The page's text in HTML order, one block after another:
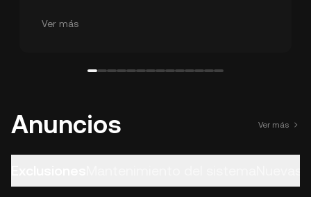
3. Verificación KYC
Ver más
Anuncios Ver más